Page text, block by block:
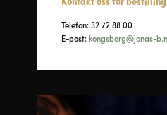
Telefon:32 72 88 00
E-post:kongsberg@jonas-